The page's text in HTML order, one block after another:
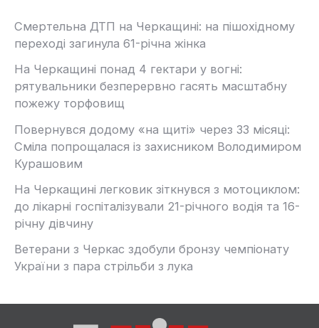
Смертельна ДТП на Черкащині: на пішохідному
переході загинула 61-річна жінка
На Черкащині понад 4 гектари у вогні:
рятувальники безперервно гасять масштабну
пожежу торфовищ
Повернувся додому «на щиті» через 33 місяці:
Сміла попрощалася із захисником Володимиром
Курашовим
На Черкащині легковик зіткнувся з мотоциклом:
до лікарні госпіталізували 21-річного водія та 16-
річну дівчину
Ветерани з Черкас здобули бронзу чемпіонату
України з пара стрільби з лука